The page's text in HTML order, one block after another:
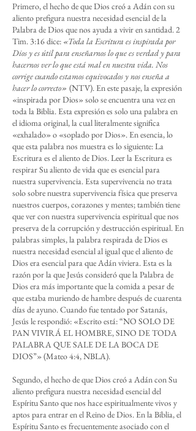
Primero, el hecho de que Dios creó a Adán con su
aliento prefigura nuestra necesidad esencial de la
Palabra de Dios que nos ayuda a vivir en santidad. 2
Tim. 3:16 dice: «Toda la Escritura es inspirada por
Dios y es útil para enseñarnos lo que es verdad y para
hacernos ver lo que está mal en nuestra vida. Nos
corrige cuando estamos equivocados y nos enseña a
hacer lo correcto» (NTV). En este pasaje, la expresión
«inspirada por Dios» solo se encuentra una vez en
toda la Biblia. Esta expresión es solo una palabra en
el idioma original, la cual literalmente significa
«exhalado» o «soplado por Dios». En esencia, lo
que esta palabra nos muestra es lo siguiente: La
Escritura es el aliento de Dios. Leer la Escritura es
respirar Su aliento de vida que es esencial para
nuestra supervivencia. Esta supervivencia no trata
solo sobre nuestra supervivencia física que preserva
nuestros cuerpos, corazones y mentes; también tiene
que ver con nuestra supervivencia espiritual que nos
preserva de la corrupción y destrucción espiritual. En
palabras simples, la palabra respirada de Dios es
nuestra necesidad esencial al igual que el aliento de
Dios era esencial para que Adán viviera. Esta es la
razón por la que Jesús consideró que la Palabra de
Dios era más importante que la comida a pesar de
que estaba muriendo de hambre después de cuarenta
días de ayuno. Cuando fue tentado por Satanás,
Jesús le respondió: «Escrito está: “NO SOLO DE
PAN VIVIRÁ EL HOMBRE, SINO DE TODA
PALABRA QUE SALE DE LA BOCA DE
DIOS”» (Mateo 4:4, NBLA).
Segundo, el hecho de que Dios creó a Adán con Su
aliento prefigura nuestra necesidad esencial del
Espíritu Santo que nos hace espiritualmente vivos y
aptos para entrar en el Reino de Dios. En la Biblia, el
Espíritu Santo es frecuentemente asociado con el